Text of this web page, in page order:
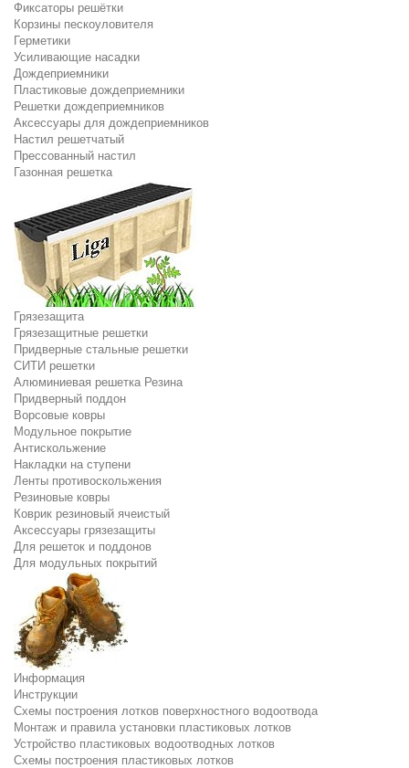
Фиксаторы решётки
Корзины пескоуловителя
Герметики
Усиливающие насадки
Дождеприемники
Пластиковые дождеприемники
Решетки дождеприемников
Аксессуары для дождеприемников
Настил решетчатый
Прессованный настил
Газонная решетка
Грязезащита
Грязезащитные решетки
Придверные стальные решетки
СИТИ решетки
Алюминиевая решетка Резина
Придверный поддон
Ворсовые ковры
Модульное покрытие
Антискольжение
Накладки на ступени
Ленты противоскольжения
Резиновые ковры
Коврик резиновый ячеистый
Аксессуары грязезащиты
Для решеток и поддонов
Для модульных покрытий
Информация
Инструкции
Схемы построения лотков поверхностного водоотвода
Монтаж и правила установки пластиковых лотков
Устройство пластиковых водоотводных лотков
Схемы построения пластиковых лотков